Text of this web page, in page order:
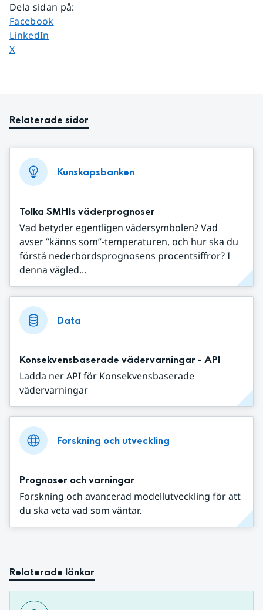
Dela sidan på:
Dela sidan på
Facebook
Dela sidan på
LinkedIn
Dela sidan på
X
Relaterade sidor
Kunskapsbanken
Tolka SMHIs väderprognoser
Vad betyder egentligen vädersymbolen? Vad
avser ”känns som”-temperaturen, och hur ska du
förstå nederbördsprognosens procentsiffror? I
denna vägled...
Data
Konsekvensbaserade vädervarningar - API
Ladda ner API för Konsekvensbaserade
vädervarningar
Forskning och utveckling
Prognoser och varningar
Forskning och avancerad modellutveckling för att
du ska veta vad som väntar.
Relaterade länkar